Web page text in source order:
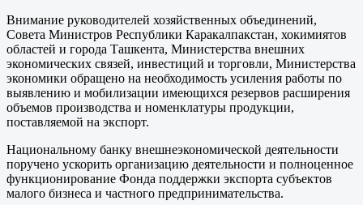
Внимание руководителей хозяйственных объединений,
Совета Министров Республики Каракалпакстан, хокимиятов
областей и города Ташкента, Министерства внешних
экономических связей, инвестиций и торговли, Министерства
экономики обращено на необходимость усиления работы по
выявлению и мобилизации имеющихся резервов расширения
объемов производства и номенклатуры продукции,
поставляемой на экспорт.
Национальному банку внешнеэкономической деятельности
поручено ускорить организацию деятельности и полноценное
функционирование Фонда поддержки экспорта субъектов
малого бизнеса и частного предпринимательства.